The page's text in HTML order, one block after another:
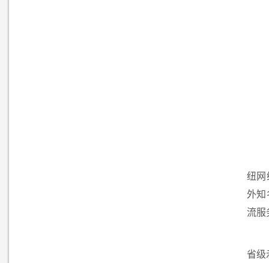
纽网
外知
流服
省级